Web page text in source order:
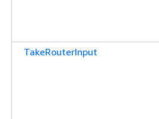
TakeRouterInput